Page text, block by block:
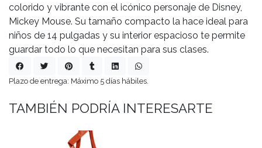
colorido y vibrante con el icónico personaje de Disney,
Mickey Mouse. Su tamaño compacto la hace ideal para
niños de 14 pulgadas y su interior espacioso te permite
guardar todo lo que necesitan para sus clases.
Plazo de entrega: Máximo 5 días hábiles.
TAMBIÉN PODRÍA INTERESARTE